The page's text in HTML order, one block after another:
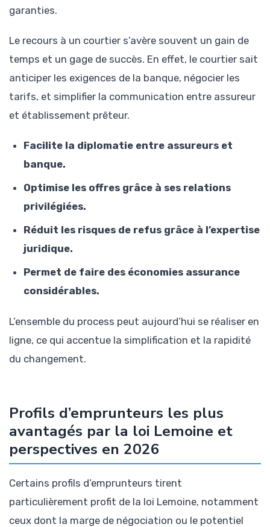
garanties.
Le recours à un courtier s’avère souvent un gain de
temps et un gage de succès. En effet, le courtier sait
anticiper les exigences de la banque, négocier les
tarifs, et simplifier la communication entre assureur
et établissement prêteur.
Facilite la diplomatie entre assureurs et
banque.
Optimise les offres grâce à ses relations
privilégiées.
Réduit les risques de refus grâce à l’expertise
juridique.
Permet de faire des économies assurance
considérables.
L’ensemble du process peut aujourd’hui se réaliser en
ligne, ce qui accentue la simplification et la rapidité
du changement.
Profils d’emprunteurs les plus
avantagés par la loi Lemoine et
perspectives en 2026
Certains profils d’emprunteurs tirent
particulièrement profit de la loi Lemoine, notamment
ceux dont la marge de négociation ou le potentiel